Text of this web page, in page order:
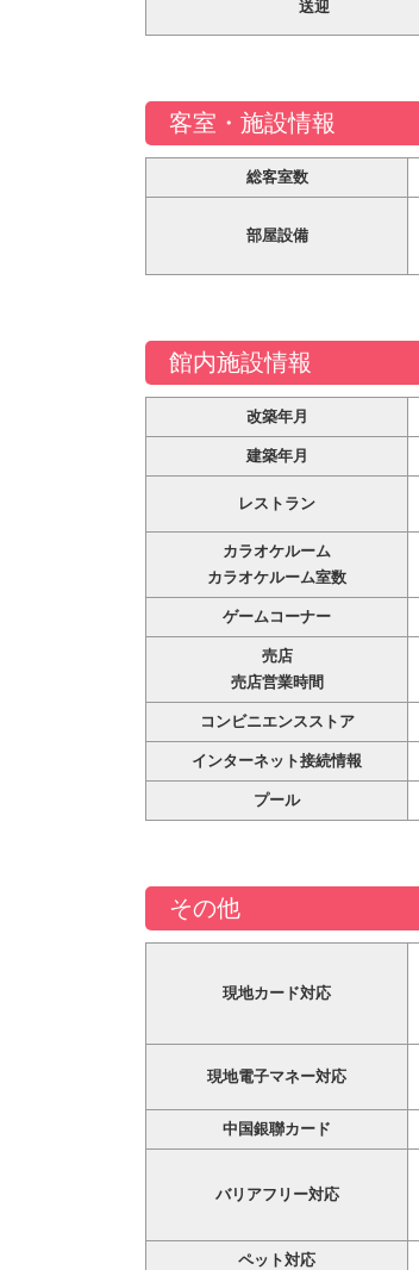
送迎
客室・施設情報
総客室数
部屋設備
館内施設情報
改築年月
建築年月
レストラン
カラオケルーム
カラオケルーム室数
ゲームコーナー
売店
売店営業時間
コンビニエンスストア
インターネット接続情報
プール
その他
現地カード対応
現地電子マネー対応
中国銀聯カード
バリアフリー対応
ペット対応